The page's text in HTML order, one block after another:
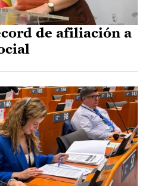
de afiliación a